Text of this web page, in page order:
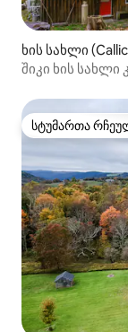
ხის სახლი
შიკი ხის სახლი
სტუმართა
სტუმართა